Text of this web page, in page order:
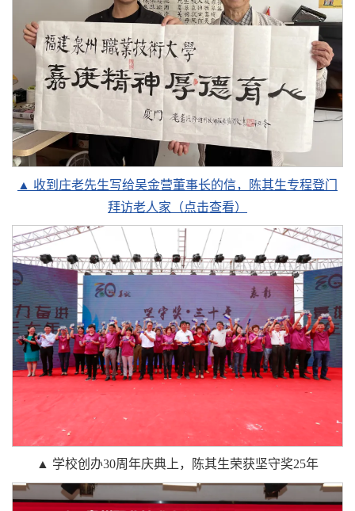
▲ 收到庄老先生写给吴金营董事长的信，陈其生专程登门
拜访老人家（点击查看）
▲ 学校创办30周年庆典上，陈其生荣获坚守奖25年